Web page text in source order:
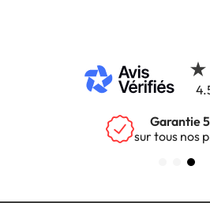
Garantie
sur tous nos